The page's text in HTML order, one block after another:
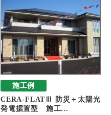
施工例
CERA-FLATⅢ 防災＋太陽光
発電据置型 施工...